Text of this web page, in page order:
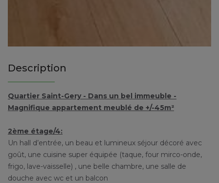
Description
Quartier Saint-Gery - Dans un bel immeuble -
Magnifique appartement meublé de +/-45m²
2ème étage/4:
Un hall d’entrée, un beau et lumineux séjour décoré avec
goût, une cuisine super équipée (taque, four mirco-onde,
frigo, lave-vaisselle) , une belle chambre, une salle de
douche avec wc et un balcon